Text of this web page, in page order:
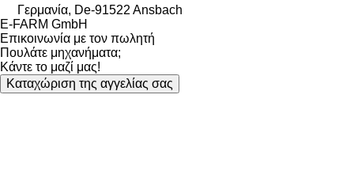
Γερμανία, De-91522 Ansbach
E-FARM GmbH
Επικοινωνία με τον πωλητή
Πουλάτε μηχανήματα;
Κάντε το μαζί μας!
Καταχώριση της αγγελίας σας